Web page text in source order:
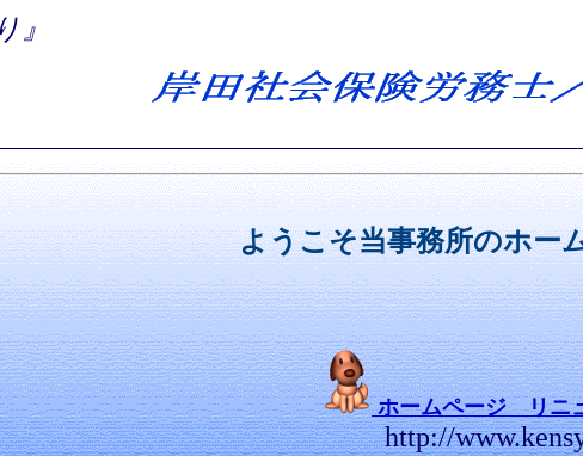
』
ようこそ当事務所のホー
ホームページ リニ
http://